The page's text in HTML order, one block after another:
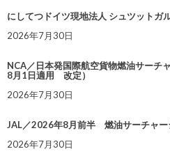
にしてつドイツ現地法人 シュツットガ
2026年7月30日
NCA／日本発国際航空貨物燃油サーチ
8月1日適用 改定）
2026年7月30日
JAL／2026年8月前半 燃油サーチャー
2026年7月30日